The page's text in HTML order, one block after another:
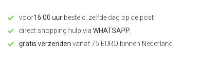
voor16:00 uur besteld. zelfde dag op de post
direct shopping hulp via WHATSAPP
gratis verzenden vanaf 75 EURO binnen Nederland